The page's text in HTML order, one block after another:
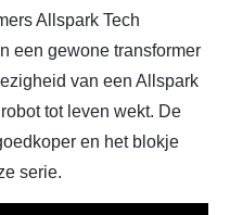
Allspark Tech
een gewone transformer
van een Allspark
tot leven wekt. De
en het blokje
serie.